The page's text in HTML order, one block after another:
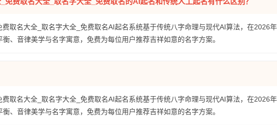
取名大全_取名字大全_免费取名AI起名系统基于传统八字命理与现代AI算法，在2026
、音律美学与名字寓意，免费为每位用户推荐吉祥如意的名字方案。
取名大全_取名字大全_免费取名AI起名系统基于传统八字命理与现代AI算法，在2026
、音律美学与名字寓意，免费为每位用户推荐吉祥如意的名字方案。